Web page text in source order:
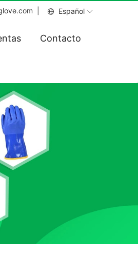
Español
|
Contacto